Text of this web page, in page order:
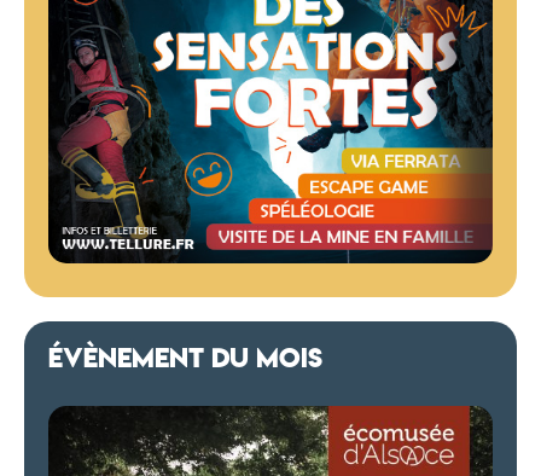
ÉVÈNEMENT DU MOIS